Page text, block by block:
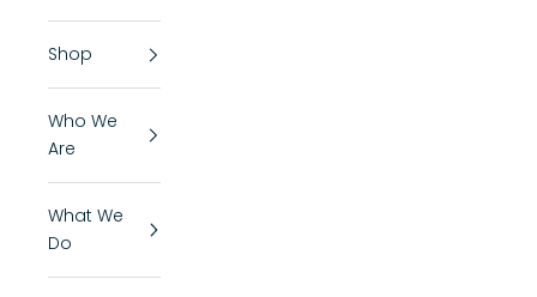
Shop
Who We
Are
What We
Do